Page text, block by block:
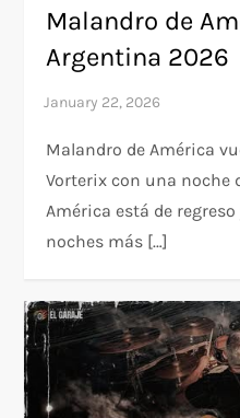
Malandro de
Argentina 2026
Malandro de América
Vorterix con una noche
América está de
noches más […]